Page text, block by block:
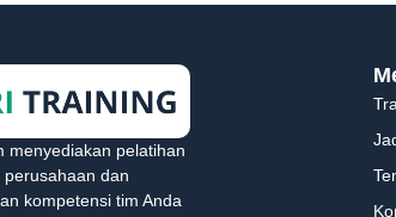
menyediakan pelatihan
dan
kompetensi tim Anda